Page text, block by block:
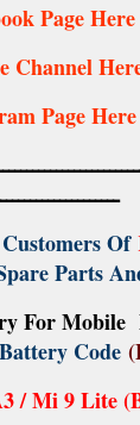
Page Here
Channel
Page Here
Of
Parts And
For
Battery Code
/ Mi 9 Lite